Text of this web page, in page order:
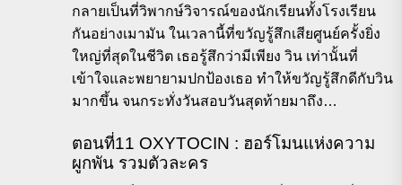
กลายเป็นที่วิพากษ์วิจารณ์ของนักเรียนทั้งโรงเรียน
กันอย่างเมามัน ในเวลานี้ที่ขวัญรู้สึกเสียศูนย์ครั้งยิ่ง
ใหญ่ที่สุดในชีวิต เธอรู้สึกว่ามีเพียง วิน เท่านั้นที่
เข้าใจและพยายามปกป้องเธอ ทำให้ขวัญรู้สึกดีกับวิน
มากขึ้น จนกระทั่งวันสอบวันสุดท้ายมาถึง…
ตอนที่11 OXYTOCIN : ฮอร์โมนแห่งความ
ผูกพัน รวมตัวละคร